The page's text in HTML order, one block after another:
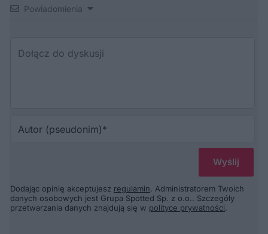
Powiadomienia
Dodając opinię akceptujesz regulamin. Administratorem Twoich
danych osobowych jest Grupa Spotted Sp. z o.o.. Szczegóły
przetwarzania danych znajdują się w polityce prywatności.